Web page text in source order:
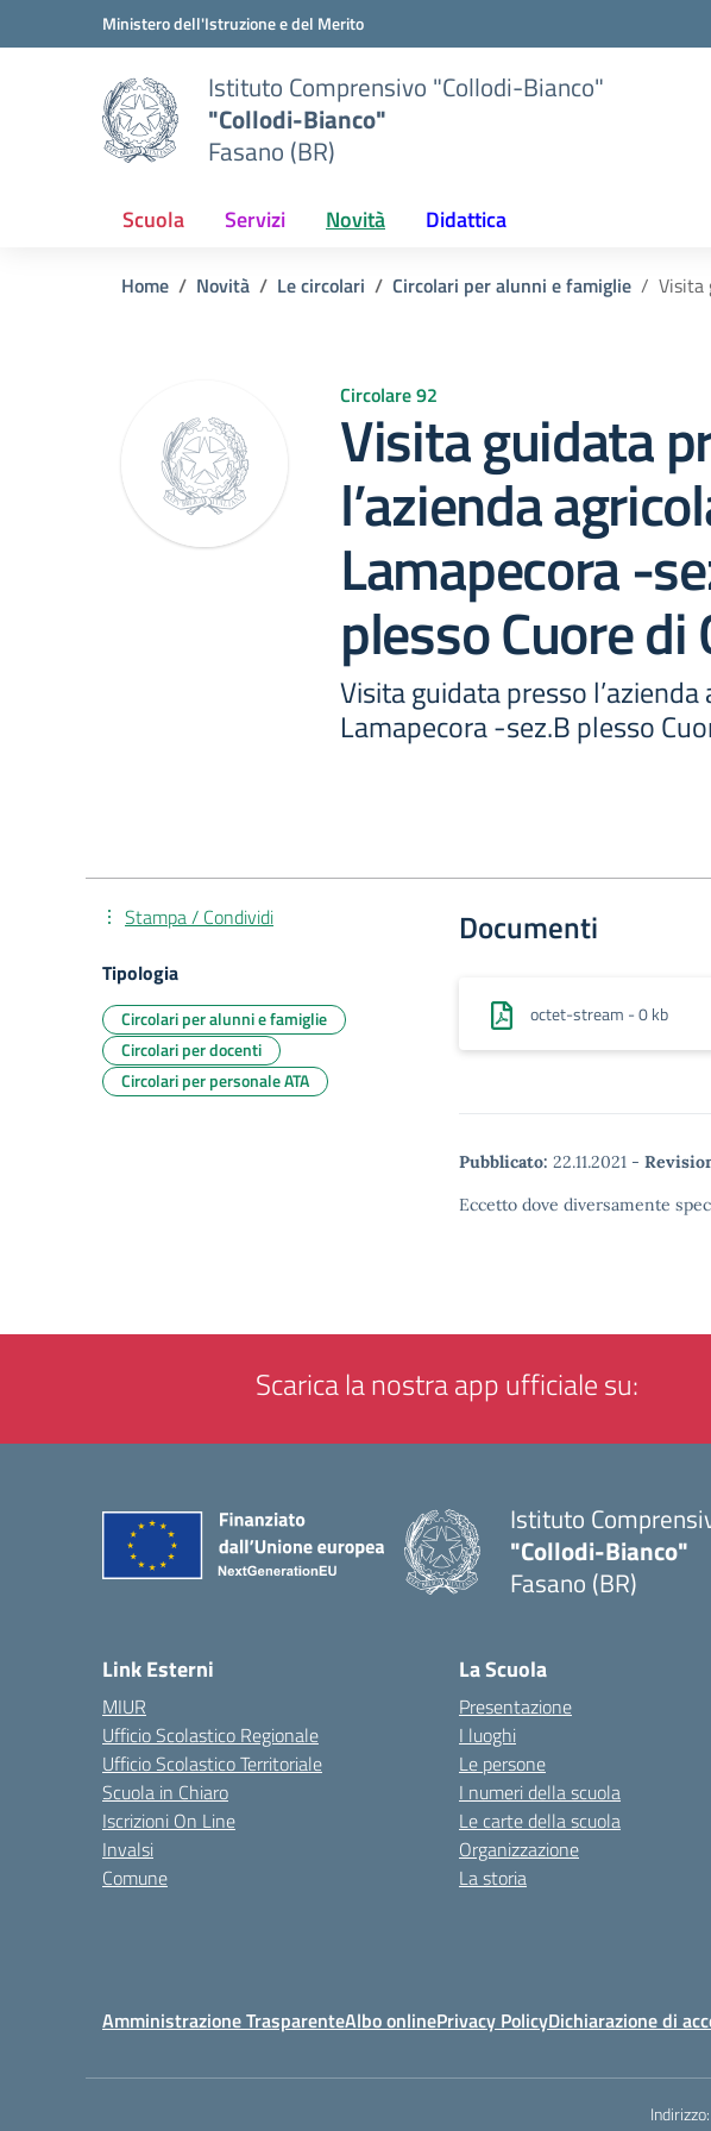
Vai ai contenuti
Vai al menu di navigazioneMinistero dell'Istruzione e del Merito
Istituto Comprensivo "Collodi-Bianco"
"Collodi-Bianco"
Fasano (BR)
Scuola Servizi Novità Didattica
Home Novità Le circolari Circolari per alunni e famiglie Visita
Circolare 92
Visita guidata
l’azienda
Lamapecora -
plesso Cuore di
Visita guidata presso l’azienda
Lamapecora -sez.B plesso
Documenti
octet-stream - 0 kb
Pubblicato: 22.11.2021 -
Eccetto dove diversamente
Stampa / Condividi
Tipologia
Circolari per alunni e famiglie
Circolari per docenti
Circolari per personale ATA
Scarica la nostra app ufficiale su:
Istituto
"Collodi-Bianco"
Fasano (BR)
Link Esterni
MIUR
Ufficio Scolastico Regionale
Ufficio Scolastico Territoriale
Scuola in Chiaro
Iscrizioni On Line
Invalsi
Comune
La Scuola
Presentazione
I luoghi
Le persone
I numeri della scuola
Le carte della scuola
Organizzazione
La storia
Amministrazione TrasparenteAlbo onlinePrivacy PolicyDichiarazione di
Indirizzo: